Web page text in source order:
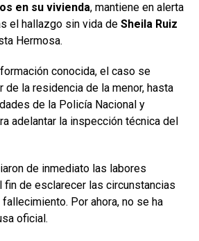
en su vivienda, mantiene en alerta
el hallazgo sin vida de Sheila Ruiz
Hermosa.
conocida, el caso se
la residencia de la menor, hasta
de la Policía Nacional y
adelantar la inspección técnica del
de inmediato las labores
de esclarecer las circunstancias
Por ahora, no se ha
oficial.